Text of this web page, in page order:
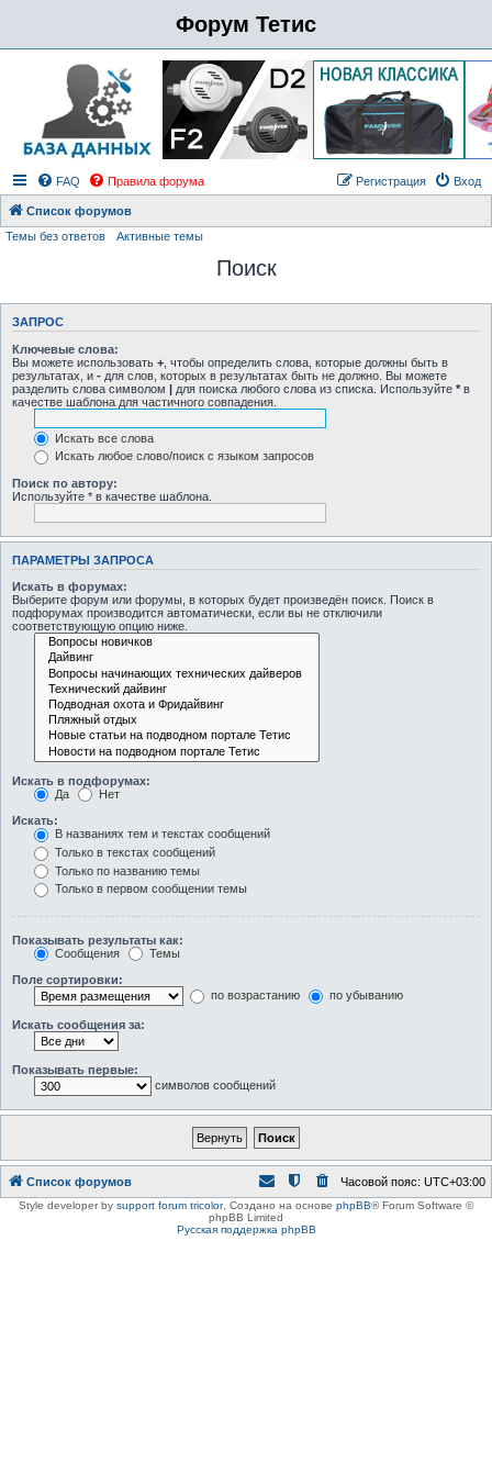
Форум Тетис
FAQ Правила форума Вход
Регистрация
Список форумов
Темы без ответов
Активные темы
Поиск
ЗАПРОС
Ключевые слова:
Вы можете использовать + , чтобы определить слова, которые должны быть в
результатах, и - для слов, которых в результатах быть не должно. Вы можете
разделить слова символом | для поиска любого слова из списка. Используйте * в
качестве шаблона для частичного совпадения.
Искать все слова
Искать любое слово/поиск с языком запросов
Поиск по автору:
Используйте * в качестве шаблона.
ПАРАМЕТРЫ ЗАПРОСА
Искать в форумах:
Выберите форум или форумы, в которых будет произведён поиск. Поиск в
подфорумах производится автоматически, если вы не отключили
соответствующую опцию ниже.
Искать в подфорумах:
Да
Нет
Искать:
В названиях тем и текстах сообщений
Только в текстах сообщений
Только по названию темы
Только в первом сообщении темы
Показывать результаты как:
Сообщения
Темы
Поле сортировки:
по возрастанию
по убыванию
Искать сообщения за:
Показывать первые:
символов сообщений
Список форумов Часовой пояс: UTC+03:00
Style developer by support forum tricolor, Создано на основе phpBB® Forum Software ©
phpBB Limited
Русская поддержка phpBB